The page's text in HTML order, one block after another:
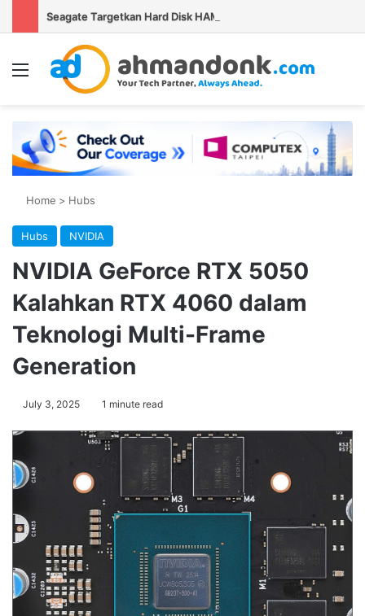
Menu
Home > Hubs
Hubs NVIDIA
NVIDIA GeForce RTX 5050
Kalahkan RTX 4060 dalam
Teknologi Multi-Frame
Generation
July 3, 2025 1 minute read